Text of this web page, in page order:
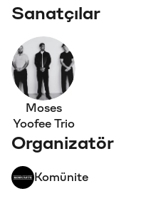
Sanatçılar
Moses
Yoofee Trio
Organizatör
Komünite